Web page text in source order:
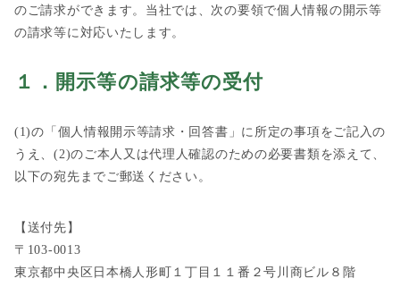
のご請求ができます。当社では、次の要領で個人情報の開示等
の請求等に対応いたします。
１．開示等の請求等の受付
(1)の「個人情報開示等請求・回答書」に所定の事項をご記入の
うえ、(2)のご本人又は代理人確認のための必要書類を添えて、
以下の宛先までご郵送ください。
【送付先】
〒103-0013
東京都中央区日本橋人形町１丁目１１番２号川商ビル８階